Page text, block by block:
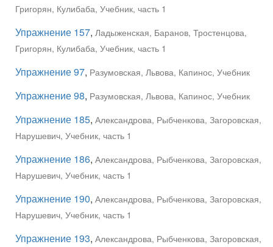
Григорян, Кулибаба, Учебник, часть 1
Упражнение 157, Ладыженская, Баранов, Тростенцова,
Григорян, Кулибаба, Учебник, часть 1
Упражнение 97, Разумовская, Львова, Капинос, Учебник
Упражнение 98, Разумовская, Львова, Капинос, Учебник
Упражнение 185, Александрова, Рыбченкова, Загоровская,
Нарушевич, Учебник, часть 1
Упражнение 186, Александрова, Рыбченкова, Загоровская,
Нарушевич, Учебник, часть 1
Упражнение 190, Александрова, Рыбченкова, Загоровская,
Нарушевич, Учебник, часть 1
Упражнение 193, Александрова, Рыбченкова, Загоровская,